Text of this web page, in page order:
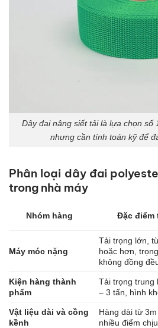
Dây đai nâng siết tải là lựa chọn số
nhưng cần tính toán kỹ để
Phân loại dây đai
trong nhà máy
Nhóm hàng Đặc điểm
Máy móc nặng
Tải trọng lớn,
hoặc hơn,
không đồng
Kiện hàng thành
phẩm
Tải trọng trung
– 3 tấn, hình
Vật liệu dài và cồng
kềnh
Hàng dài từ
nhiều điểm